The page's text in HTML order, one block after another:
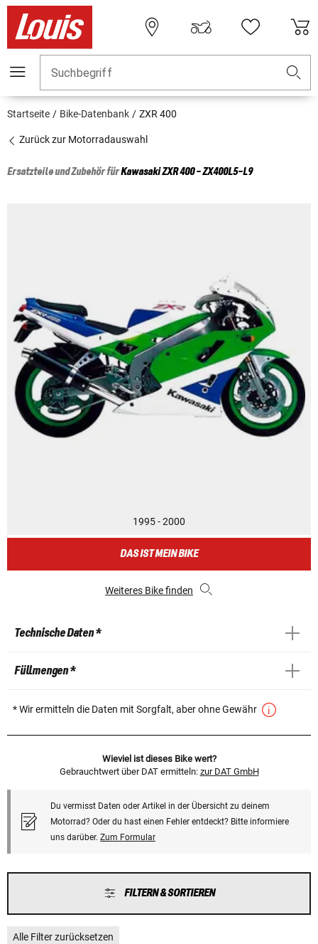
Suchbegriff
Startseite Bike-Datenbank ZXR 400
Zurück zur Motorradauswahl
Ersatzteile und Zubehör fürKawasakiZXR 400 - ZX400L5-L9
1995 - 2000
DAS IST MEIN BIKE
Weiteres Bike finden
Technische Daten *
Füllmengen *
* Wir ermitteln die Daten mit Sorgfalt, aber ohne Gewähr
Wieviel ist dieses Bike wert?
Gebrauchtwert über DAT ermitteln: zur DAT GmbH
Du vermisst Daten oder Artikel in der Übersicht zu deinem
Motorrad? Oder du hast einen Fehler entdeckt? Bitte informiere
uns darüber. Zum Formular
FILTERN & SORTIEREN
Alle Filter zurücksetzen